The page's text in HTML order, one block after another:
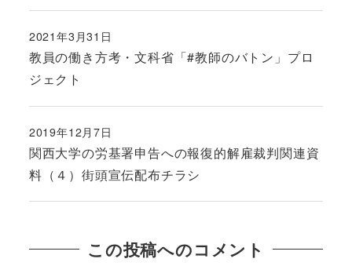
教員の働き方考・文科省「#教師のバトン」プロ
ジェクト
投稿日
2021年3月31日
関西大学の労基署申告への報復的解雇裁判関連資
料（４）街頭宣伝配布チラシ
投稿日
2019年12月7日
この投稿へのコメント